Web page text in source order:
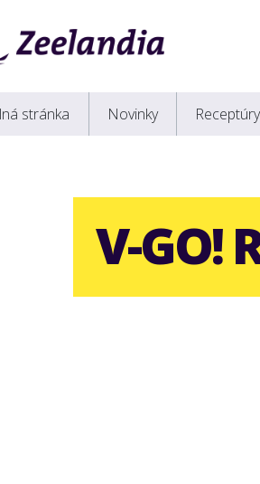
stránka Novinky Receptúry
V-GO!